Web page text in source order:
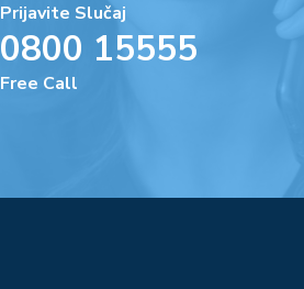
Prijavite Slučaj
0800 15555
Free Call